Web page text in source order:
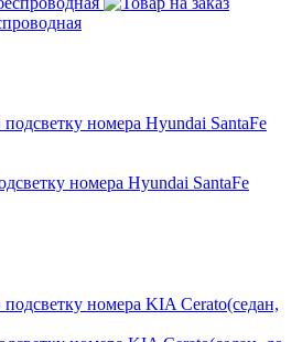
номера Hyundai SantaFe